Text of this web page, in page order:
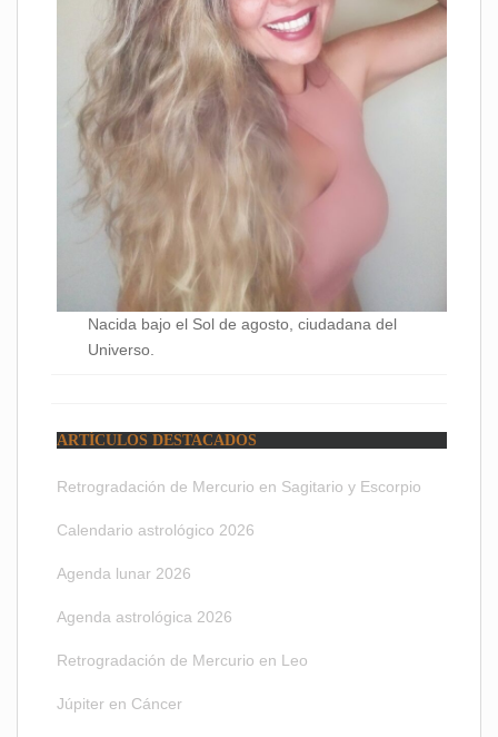
Nacida bajo el Sol de agosto, ciudadana del
Universo.
ARTÍCULOS DESTACADOS
Retrogradación de Mercurio en Sagitario y Escorpio
Calendario astrológico 2026
Agenda lunar 2026
Agenda astrológica 2026
Retrogradación de Mercurio en Leo
Júpiter en Cáncer